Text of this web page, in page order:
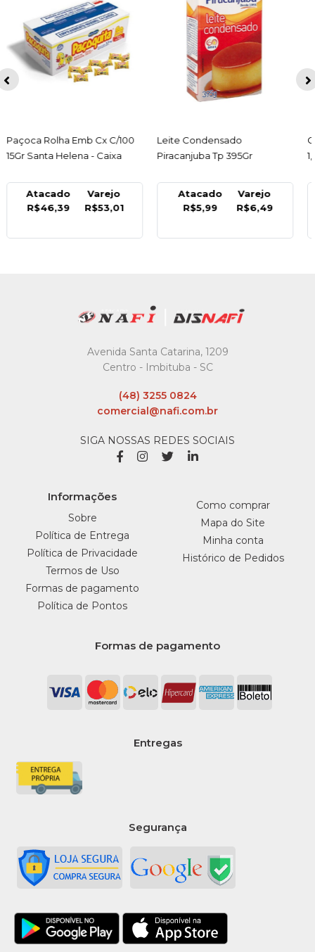
ACESSAR
Leite Condensado
Piracanjuba Tp 395Gr
Atacado
R$5,99
Varejo
R$6,49
ACESSAR
Cobertura Forneavel Ao Leite
1,010Kg Harald - Unidade
Atacado
R$39,99
Varejo
R$45,99
Avenida Santa Catarina, 1209
Centro - Imbituba - SC
(48) 3255 0824
comercial@nafi.com.br
SIGA NOSSAS REDES SOCIAIS
Informações
Sobre
Política de Entrega
Política de Privacidade
Termos de Uso
Formas de pagamento
Política de Pontos
Como comprar
Mapa do Site
Minha conta
Histórico de Pedidos
Formas de pagamento
Entregas
Segurança